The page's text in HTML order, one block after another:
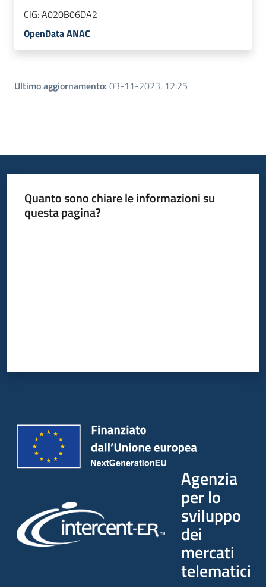
CIG:A020B06DA2
OpenData ANAC
Ultimo aggiornamento: 03-11-2023, 12:25
Quanto sono chiare le informazioni su
questa pagina?
Agenzia
per lo
sviluppo
dei
mercati
telematici